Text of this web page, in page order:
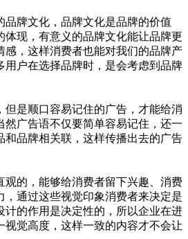
品牌文化，品牌文化是品牌的价值
体现，有意义的品牌文化能让品牌更
感，这样消费者也能对我们的品牌产
用户在选择品牌时，是会考虑到品牌
但是顺口容易记住的广告，才能给消
然广告语不仅要简单容易记住，还一
和品牌相关联，这样传播出去的广告
观的，能够给消费者留下兴趣、消费
，通过这些视觉印象消费者来决定是
计的作用是决定性的，所以企业在进
视觉高度，这样一致的内容才不会让